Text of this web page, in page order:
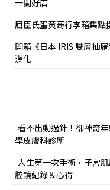
一間好店
屈臣氏蛋黃哥行李箱集點
開箱《日本 IRIS 雙層抽
漠化
看不出動過針！卻神奇
學皮膚科診所
人生第一次手術，子宮
腔鏡紀錄＆心得